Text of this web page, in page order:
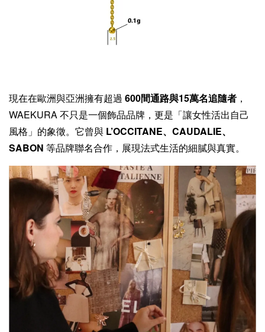
現在在歐洲與亞洲擁有超過 600間通路與15萬名追隨者 ，
WAEKURA 不只是一個飾品品牌，更是「讓女性活出自己
風格」的象徵。它曾與 L’OCCITANE、CAUDALIE、
SABON 等品牌聯名合作，展現法式生活的細膩與真實。